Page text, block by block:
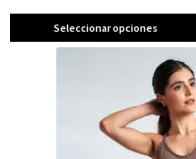
Seleccionar opciones